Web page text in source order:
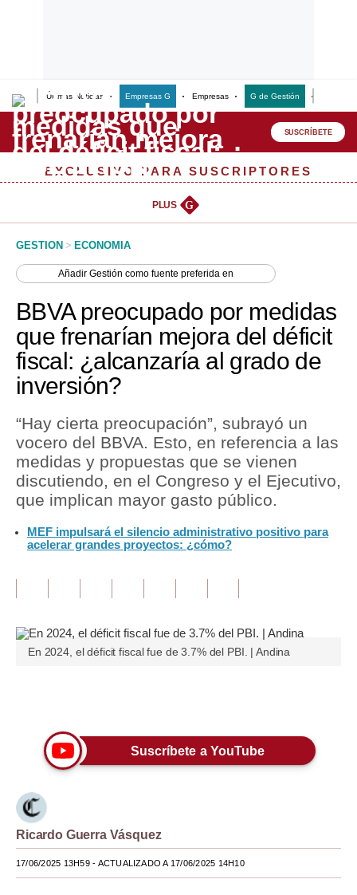
Últimas Noticias Empresas G Empresas G de Gestión
Lo último
Peru Quiosco
Management & Empleo
Perú
Política
Tu Dinero
Finanzas Personales
Inmobiliarias
Plus G
Editorial
Pregunta de hoy
Tendencias
Moda
Estilos
Mundo
EEUU
México
SUSCRÍBETE
EXCLUSIVO PARA SUSCRIPTORES
PLUS G
GESTION > ECONOMIA
AñadirGestión como fuente preferida en
BBVA preocupado por medidas
que frenarían mejora del déficit
fiscal: ¿alcanzaría al grado de
inversión?
“Hay cierta preocupación”, subrayó un
vocero del BBVA. Esto, en referencia a las
medidas y propuestas que se vienen
discutiendo, en el Congreso y el Ejecutivo,
que implican mayor gasto público.
MEF impulsará el silencio administrativo positivo para
acelerar grandes proyectos: ¿cómo?
En 2024, el déficit fiscal fue de 3.7% del PBI. | Andina
Suscríbete a YouTube
Ricardo Guerra Vásquez
17/06/2025 13H59- ACTUALIZADO A 17/06/2025 14H10